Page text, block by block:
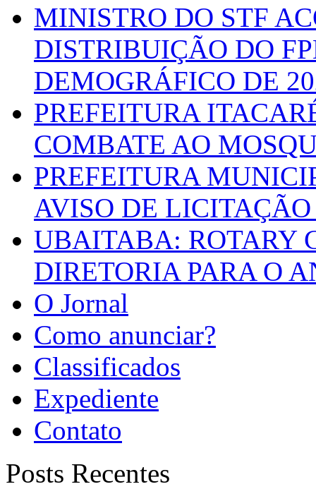
MINISTRO DO STF
DISTRIBUIÇÃO DO
DEMOGRÁFICO DE
PREFEITURA
COMBATE AO
PREFEITURA
AVISO DE LICITAÇÃO
UBAITABA: ROTARY
DIRETORIA PARA O
O Jornal
Como anunciar?
Classificados
Expediente
Contato
Posts Recentes